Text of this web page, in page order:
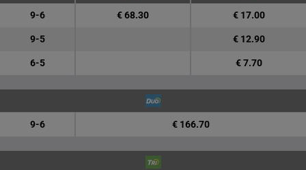
9-6 € 68.30 € 17.00
9-5 € 12.90
6-5 € 7.70
9-6 € 166.70